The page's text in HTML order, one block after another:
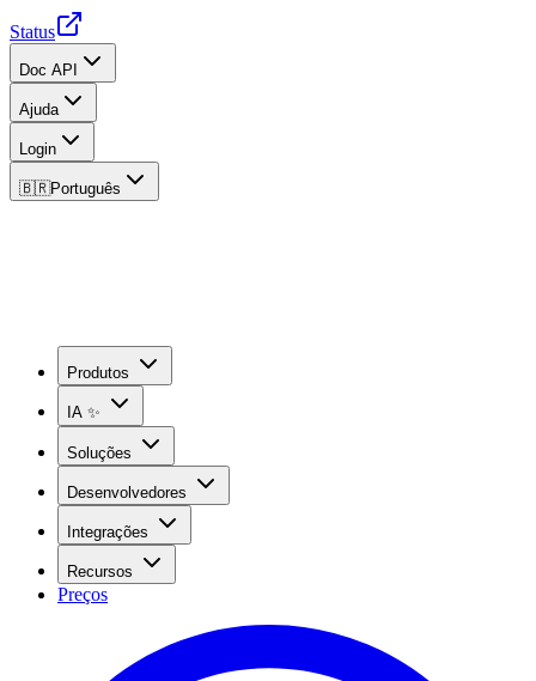
Status
Doc API
Ajuda
Login
🇧🇷Português
Produtos
IA ✨
Soluções
Desenvolvedores
Integrações
Recursos
Preços